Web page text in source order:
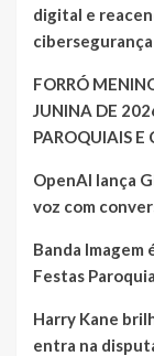
digital e
cibersegurança
FORRÓ
JUNINA DE
PAROQUIAIS E
OpenAI lança
voz com
Banda
Festas
Harry Kane
entra na